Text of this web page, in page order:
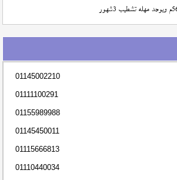
01145002210
01111100291
01155989988
01145450011
01115666813
01110440034